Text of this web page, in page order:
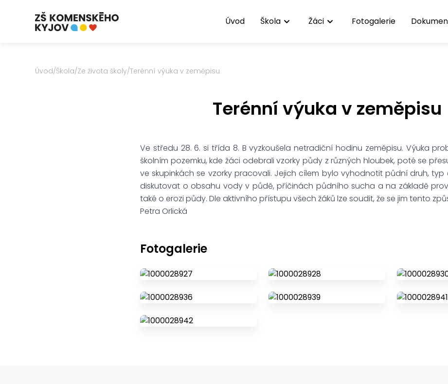
Úvod Škola Žáci Fotogalerie
Úvod/Škola/Ze života školy/Terénní výuka v zeměpisu
Terénní výuka v zeměpisu
Ve středu 28. 6. si třída 8. B vyzkoušela netradiční hodinu zeměpisu. Výuka
školním pozemku, kde žáci odebrali vzorky půdy z různých hloubek, poté se
ve skupinkách se vzorky pracovali. Jejich cílem bylo vyhodnotit půdní druh,
diskutovat o obsahu vody v půdě, příčinách půdního sucha a na základě
také o erozi půdy. Dle aktivního přístupu všech žáků lze soudit, že se jim tento
Petra Orlická
Fotogalerie